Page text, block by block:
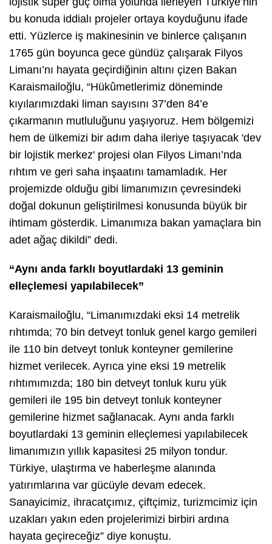
bu konuda iddialı projeler ortaya koyduğunu ifade
etti. Yüzlerce iş makinesinin ve binlerce çalışanın
1765 gün boyunca gece gündüz çalışarak Filyos
Limanı’nı hayata geçirdiğinin altını çizen Bakan
Karaismailoğlu, “Hükûmetlerimiz döneminde
kıyılarımızdaki liman sayısını 37’den 84’e
çıkarmanın mutluluğunu yaşıyoruz. Hem bölgemizi
hem de ülkemizi bir adım daha ileriye taşıyacak 'dev
bir lojistik merkez' projesi olan Filyos Limanı’nda
rıhtım ve geri saha inşaatını tamamladık. Her
projemizde olduğu gibi limanımızın çevresindeki
doğal dokunun geliştirilmesi konusunda büyük bir
ihtimam gösterdik. Limanımıza bakan yamaçlara bin
adet ağaç dikildi” dedi.
“Aynı anda farklı boyutlardaki 13 geminin
elleçlemesi yapılabilecek”
Karaismailoğlu, “Limanımızdaki eksi 14 metrelik
rıhtımda; 70 bin detveyt tonluk genel kargo gemileri
ile 110 bin detveyt tonluk konteyner gemilerine
hizmet verilecek. Ayrıca yine eksi 19 metrelik
rıhtımımızda; 180 bin detveyt tonluk kuru yük
gemileri ile 195 bin detveyt tonluk konteyner
gemilerine hizmet sağlanacak. Aynı anda farklı
boyutlardaki 13 geminin elleçlemesi yapılabilecek
limanımızın yıllık kapasitesi 25 milyon tondur.
Türkiye, ulaştırma ve haberleşme alanında
yatırımlarına var gücüyle devam edecek.
Sanayicimiz, ihracatçımız, çiftçimiz, turizmcimiz için
uzakları yakın eden projelerimizi birbiri ardına
hayata geçireceğiz” diye konuştu.